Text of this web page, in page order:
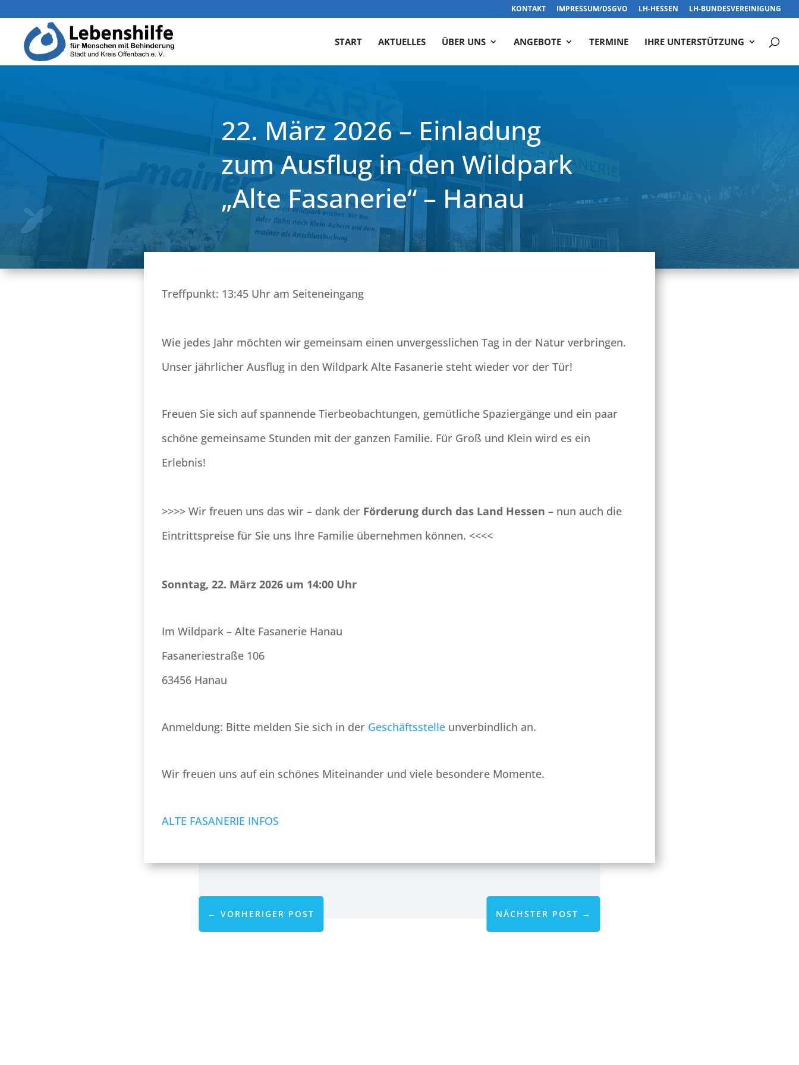
KONTAKT IMPRESSUM/DSGVO LH-HESSEN LH-BUNDESVEREINIGUNG
START AKTUELLES ÜBER UNS ANGEBOTE TERMINE IHRE UNTERSTÜTZUNG
22. März 2026 – Einladung
zum Ausflug in den Wildpark
„Alte Fasanerie“ – Hanau
Treffpunkt: 13:45 Uhr am Seiteneingang
Wie jedes Jahr möchten wir gemeinsam einen unvergesslichen Tag in der Natur verbringen.
Unser jährlicher Ausflug in den Wildpark Alte Fasanerie steht wieder vor der Tür!
Freuen Sie sich auf spannende Tierbeobachtungen, gemütliche Spaziergänge und ein paar
schöne gemeinsame Stunden mit der ganzen Familie. Für Groß und Klein wird es ein
Erlebnis!
>>>> Wir freuen uns das wir – dank der Förderung durch das Land Hessen – nun auch die
Eintrittspreise für Sie uns Ihre Familie übernehmen können. <<<<
Sonntag, 22. März 2026 um 14:00 Uhr
Im Wildpark – Alte Fasanerie Hanau
Fasaneriestraße 106
63456 Hanau
Anmeldung: Bitte melden Sie sich in der Geschäftsstelle unverbindlich an.
Wir freuen uns auf ein schönes Miteinander und viele besondere Momente.
ALTE FASANERIE INFOS
←VORHERIGER POST NÄCHSTER POST →